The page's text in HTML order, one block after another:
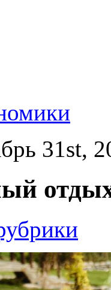
31st,
отдых